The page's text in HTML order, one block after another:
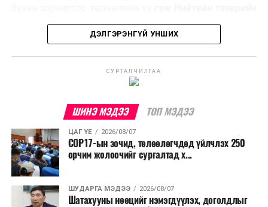
улсад өргөн ашиглаж байна.
бодлогын газраас мэдээллээ.
ДЭЛГЭРЭНГҮЙ УНШИХ
СУРТАЛЧИЛГАА
ШИНЭ МЭДЭЭ ТОП МЭДЭЭ
ЦАГ ҮЕ 2026/08/07
COP17-ын зочид, төлөөлөгчдөд үйлчлэх 250
орчим жолоочийг сургалтад х...
ШУДАРГА МЭДЭЭ 2026/08/07
Шатахууны нөөцийг нэмэгдүүлэх, доголдлыг